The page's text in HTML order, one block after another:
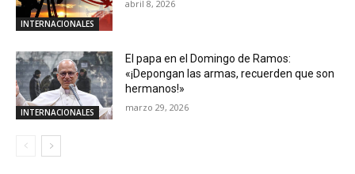
INTERNACIONALES
abril 8, 2026
INTERNACIONALES
El papa en el Domingo de Ramos:
«¡Depongan las armas, recuerden que son
hermanos!»
marzo 29, 2026